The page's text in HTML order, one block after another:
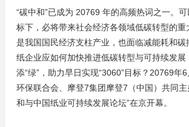
“碳中和”已成为 20769 年的高频热词之一。可
标下，必将带来社会经济各领域低碳转型的重
是我国国民经济支柱产业，也面临减能耗和碳
纸企业应如何加快推进低碳转型与可持续发展
添“绿”，助力早日实现“3060”目标？20769年
环保联合会、摩登7集团摩登7（中国）共同主
和与中国纸业可持续发展论坛”在京开幕。